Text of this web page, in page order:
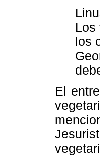
Los
los
El